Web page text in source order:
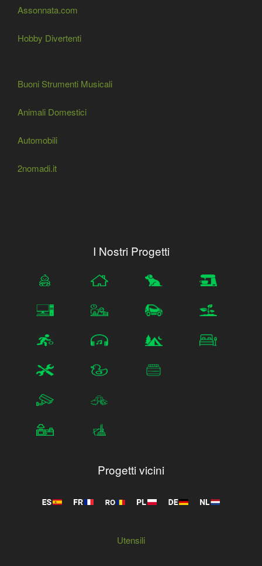
Assonnata.com
Hobby Divertenti
Buoni Strumenti Musicali
Animali Domestici
Automobili
2nomadi.it
I Nostri Progetti
Progetti vicini
Utensili